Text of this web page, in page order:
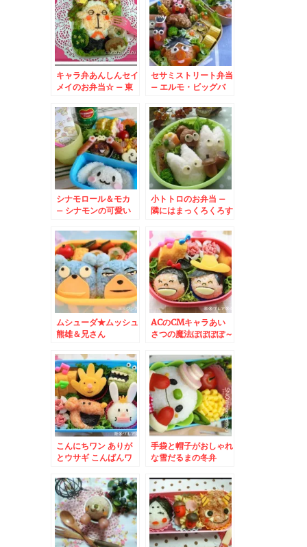
キャラ弁あんしんセイ
メイのお弁当☆ – 東
羊の執事さん♪
セサミストリート弁当
– エルモ・ビッグバ
ニー・バード大集合
シナモロール＆モカ
– シナモンの可愛い
小トトロのお弁当 –
隣にはまっくろくろす
ムシューダ★ムッシュ
熊雄＆兄さん
ACのCMキャラあい
さつの魔法ぽぽぽぽ～
こんにちワン ありが
とウサギ こんばんワ
手袋と帽子がおしゃれ
な雪だるまの冬弁